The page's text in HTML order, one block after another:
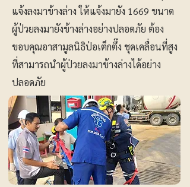
แจ้งลงมาข้างล่าง ให้แจ้งมายัง 1669 ขนาด
ผู้ป่วยลงมายังข้างล่างอย่างปลอดภัย ต้อง
ขอบคุณอาสามูลนิธิป่อเต็กตึ๊ง ชุดเคลื่อนที่สูง
ที่สามารถนำผู้ป่วยลงมาข้างล่างได้อย่าง
ปลอดภัย